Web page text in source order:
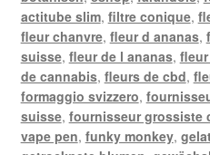
actitube slim, filtre conique,
fleur chanvre, fleur d ananas,
suisse, fleur de l ananas,
de cannabis, fleurs de cbd,
formaggio svizzero,
suisse, fournisseur grossiste
vape pen, funky monkey,